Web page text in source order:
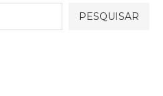
PESQUISAR